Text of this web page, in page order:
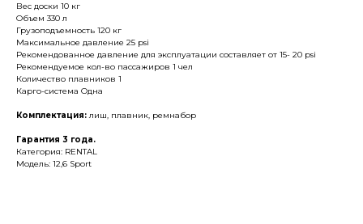
Вес доски 10 кг
Объем 330 л
Грузоподъемность 120 кг
Максимальное давление 25 psi
Рекомендованное давление для эксплуатации составляет от 15- 20 psi
Рекомендуемое кол-во пассажиров 1 чел
Количество плавников 1
Карго-система Одна
Комплектация:лиш, плавник, ремнабор
Гарантия 3 года.
Категория: RENTAL
Модель: 12,6 Sport